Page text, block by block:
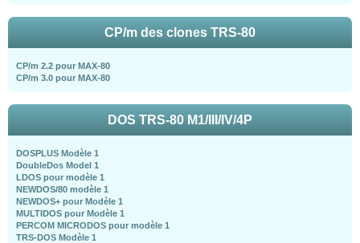
CP/m des clones TRS-80
CP/m 2.2 pour MAX-80
CP/m 3.0 pour MAX-80
DOS TRS-80 M1/III/IV/4P
DOSPLUS Modèle 1
DoubleDos Model 1
LDOS pour modèle 1
NEWDOS/80 modèle 1
NEWDOS+ pour Modèle 1
MULTIDOS pour Modèle 1
PERCOM MICRODOS pour modèle 1
TRS-DOS Modèle 1